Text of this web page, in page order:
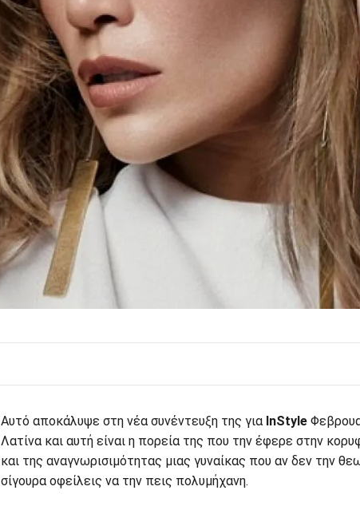
Αυτό αποκάλυψε στη νέα συνέντευξη της για InStyle
Λατίνα και αυτή είναι η πορεία της που την έφερε στην
και της αναγνωρισιμότητας μιας γυναίκας που αν δεν την
σίγουρα οφείλεις να την πεις πολυμήχανη.